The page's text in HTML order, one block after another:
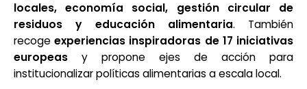
locales, economía social, gestión circular de
residuos y educación alimentaria. También
recogeexperiencias inspiradoras de 17 iniciativas
europeas y propone ejes de acción para
institucionalizar políticas alimentarias a escala local.